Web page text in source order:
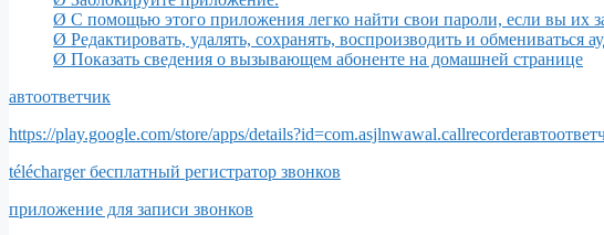
Ø С помощью этого приложения легко найти свои пароли, если вы их
Ø Редактировать, удалять, сохранять, воспроизводить и обмениваться
Ø Показать сведения о вызывающем абоненте на домашней странице
автоответчик
https://play.google.com/store/apps/
télécharger бесплатный регистратор звонков
приложение для записи звонков